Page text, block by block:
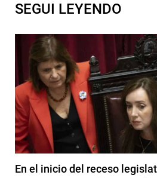
SEGUI LEYENDO
En el inicio del receso